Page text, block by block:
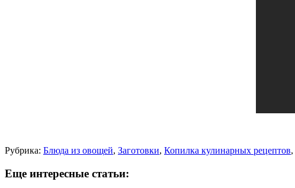
Рубрика: Блюда из овощей, Заготовки, Копилка кулинарных рецептов,
Еще интересные статьи: